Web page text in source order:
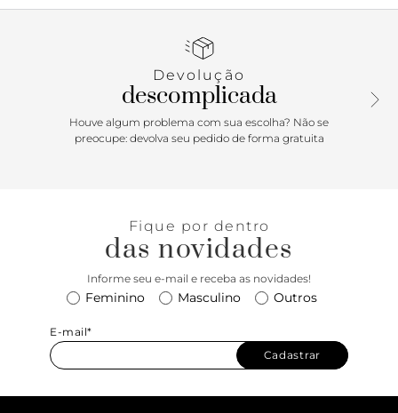
oferece um toque suave aos seus pés, proporcionando uma
um visual leve e despojado, esta papete branca é a escolha
Devolução
descomplicada
Houve algum problema com sua escolha? Não se
preocupe: devolva seu pedido de forma gratuita
Fique por dentro
das novidades
Informe seu e-mail e receba as novidades!
Feminino Masculino Outros
E-mail*
Cadastrar